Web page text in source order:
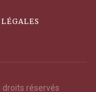
droits réservés